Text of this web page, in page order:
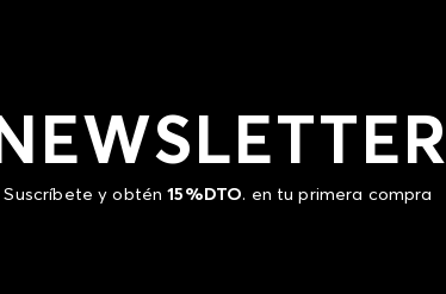
NEWSLETTER
Suscríbete y obtén15%DTO. en tu primera compra